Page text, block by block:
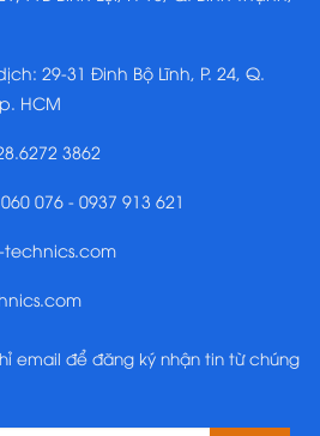
29-31 Đinh Bộ Lĩnh, P. 24, Q.
HCM
3862
076 - 0937 913 621
technics.com
email để đăng ký nhận tin từ chúng